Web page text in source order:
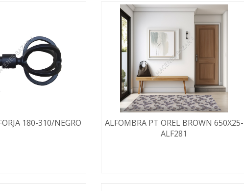
180-310/NEGRO
ALFOMBRA PT OREL BROWN 650X25-
ALF281